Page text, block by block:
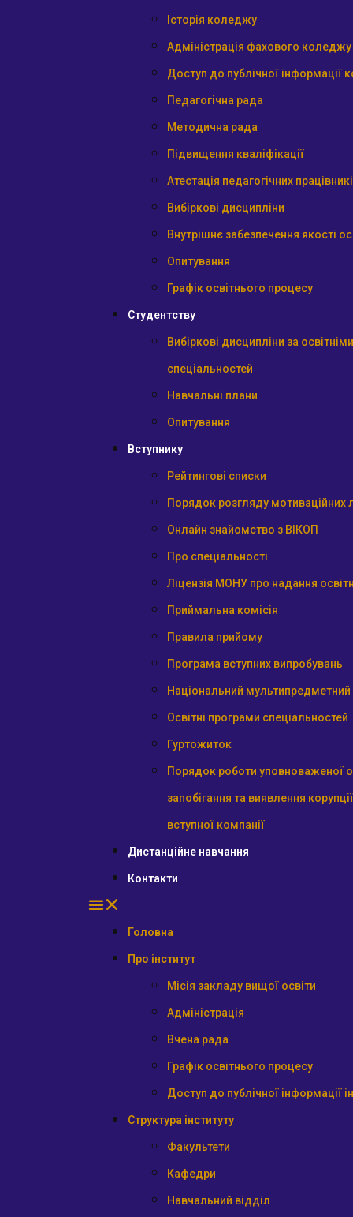
Історія коледжу
Адміністрація фахового коледжу
Доступ до публічної інформації
Педагогічна рада
Методична рада
Підвищення кваліфікації
Атестація педагогічних
Вибіркові дисципліни
Внутрішнє забезпечення якості
Опитування
Графік освітнього процесу
Студентству
Вибіркові дисципліни за
спеціальностей
Навчальні плани
Опитування
Вступнику
Рейтингові списки
Порядок розгляду мотиваційних
Онлайн знайомство з ВІКОП
Про спеціальності
Ліцензія МОНУ про надання
Приймальна комісія
Правила прийому
Програма вступних випробувань
Національний
Освітні програми спеціальностей
Гуртожиток
Порядок роботи уповноваженої
запобігання та виявлення
вступної компанії
Дистанційне навчання
Контакти
Головна
Про інститут
Місія закладу вищої освіти
Адміністрація
Вчена рада
Графік освітнього процесу
Доступ до публічної інформації
Структура інституту
Факультети
Кафедри
Навчальний відділ